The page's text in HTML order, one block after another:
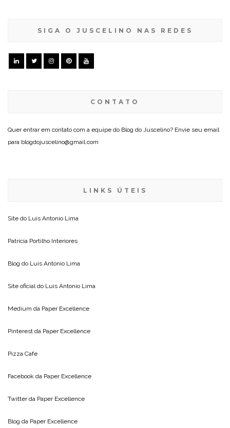
SIGA O JUSCELINO NAS REDES
CONTATO
Quer entrar em contato com a equipe do Blog do Juscelino? Envie seu email
para blogdojuscelino@gmail.com
LINKS ÚTEIS
Site do Luis Antonio Lima
Patricia Portilho Interiores
Blog do Luis Antonio Lima
Site oficial do Luis Antonio Lima
Medium da Paper Excellence
Pinterest da Paper Excellence
Pizza Cafe
Facebook da Paper Excellence
Twitter da Paper Excellence
Blog da Paper Excellence